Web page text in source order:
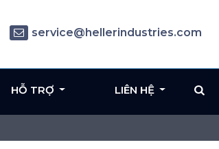
service@hellerindustries.com
HỖ TRỢ LIÊN HỆ